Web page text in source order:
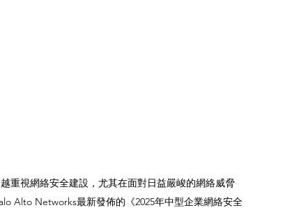
重視網絡安全建設，尤其在面對日益嚴峻的網絡威脅
Alto Networks最新發佈的《2025年中型企業網絡安全